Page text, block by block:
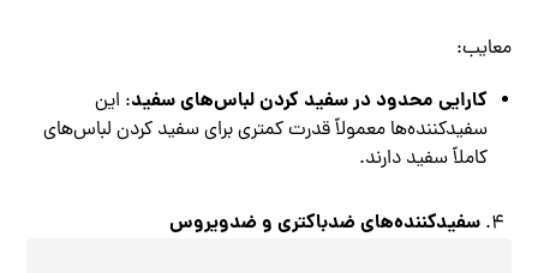
معایب:
کارایی محدود در سفید کردن لباس‌های سفید: این
سفیدکننده‌ها معمولاً قدرت کمتری برای سفید کردن لباس‌های
کاملاً سفید دارند.
سفیدکننده‌های ضدباکتری و ضدویروس